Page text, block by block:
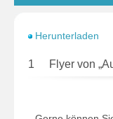
Herunterladen
1 Flyer von